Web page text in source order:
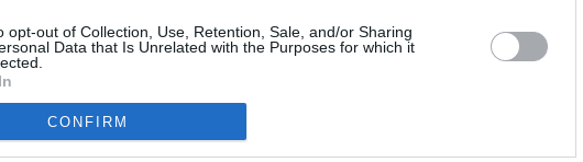
opt-out of Collection, Use, Retention, Sale, and/or Sharing
Data that Is Unrelated with the Purposes for which it
CONFIRM
Ayuso no puede destinar directamente la venta del ático de
por los incendios
SÍGUENOS